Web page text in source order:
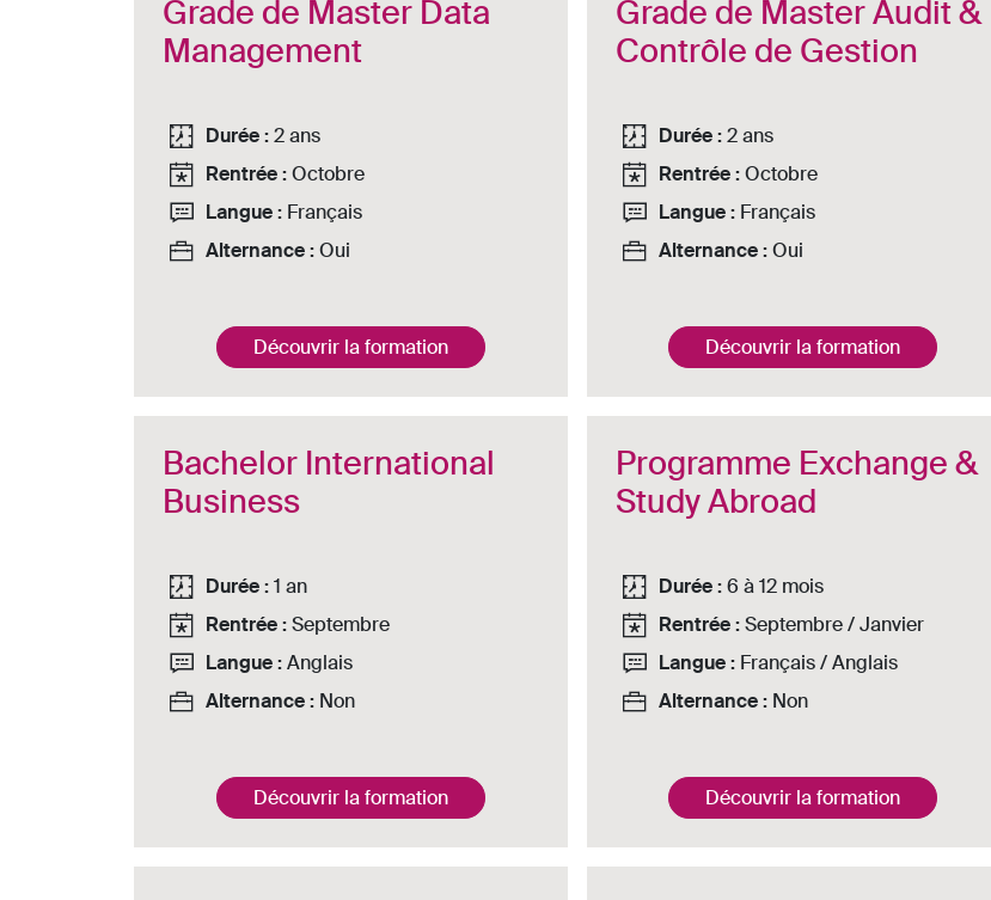
Grade de Master Data
Management
Durée :2 ans
Rentrée :Octobre
Langue : Français
Alternance :Oui
Découvrir la formation
Grade de Master Audit &
Contrôle de Gestion
Durée : 2 ans
Rentrée : Octobre
Langue : Français
Alternance : Oui
Découvrir la formation
Bachelor International
Business
Durée :1 an
Rentrée :Septembre
Langue :Anglais
Alternance : Non
Découvrir la formation
Programme Exchange &
Study Abroad
Durée : 6 à 12 mois
Rentrée : Septembre / Janvier
Langue : Français / Anglais
Alternance : Non
Découvrir la formation